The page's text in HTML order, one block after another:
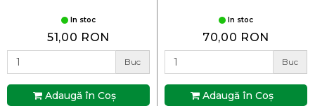
In stoc
51,00 RON
Buc
Adaugă în Coş
In stoc
70,00 RON
Buc
Adaugă în Coş